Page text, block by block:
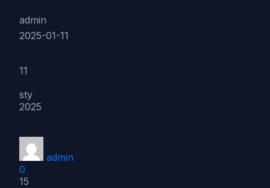
admin
2025-01-11
11
sty
2025
admin
0
15